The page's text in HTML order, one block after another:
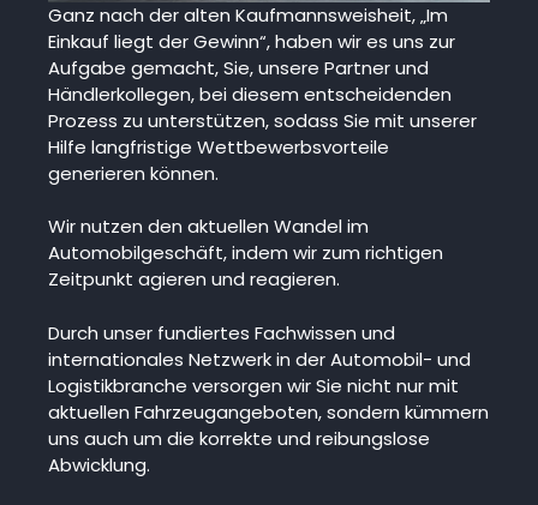
Ganz nach der alten Kaufmannsweisheit, „Im
Einkauf liegt der Gewinn“, haben wir es uns zur
Aufgabe gemacht, Sie, unsere Partner und
Händlerkollegen, bei diesem entscheidenden
Prozess zu unterstützen, sodass Sie mit unserer
Hilfe langfristige Wettbewerbsvorteile
generieren können.
Wir nutzen den aktuellen Wandel im
Automobilgeschäft, indem wir zum richtigen
Zeitpunkt agieren und reagieren.
Durch unser fundiertes Fachwissen und
internationales Netzwerk in der Automobil- und
Logistikbranche versorgen wir Sie nicht nur mit
aktuellen Fahrzeugangeboten, sondern kümmern
uns auch um die korrekte und reibungslose
Abwicklung.